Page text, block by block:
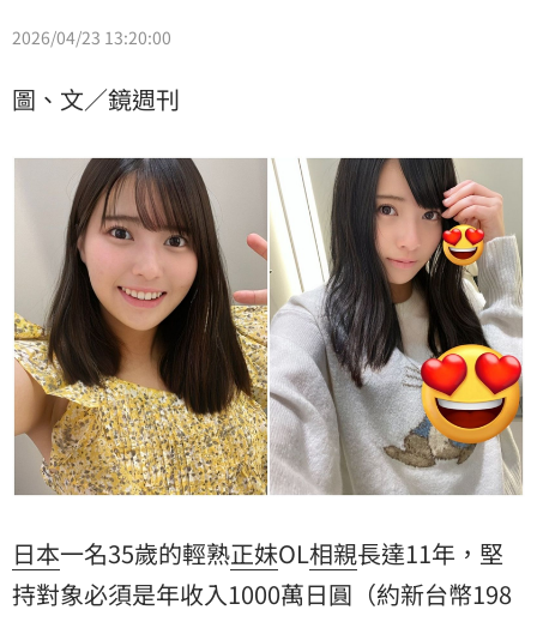
2026/04/23 13:20:00
圖、文／鏡週刊
日本一名35歲的輕熟正妹OL相親長達11年，堅
持對象必須是年收入1000萬日圓（約新台幣198